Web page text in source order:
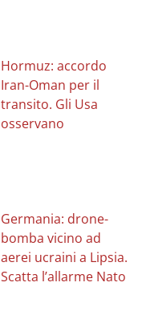
Hormuz: accordo
Iran-Oman per il
transito. Gli Usa
osservano
Germania: drone-
bomba vicino ad
aerei ucraini a Lipsia.
Scatta l’allarme Nato